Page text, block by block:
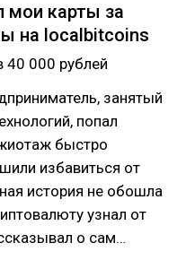
мои карты за
на localbitcoins
40 000 рублей
занятый
попал
быстро
избавиться от
история не обошла
узнал от
о сам…